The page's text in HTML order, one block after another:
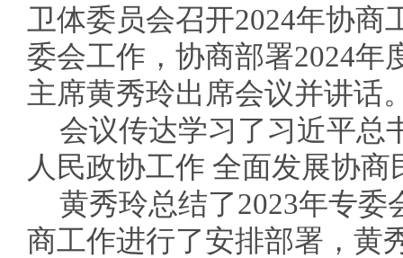
卫体委员会召开2024年协商
委会工作，协商部署2024年
主席黄秀玲出席会议并讲话
会议传达学习了习近平总
人民政协工作 全面发展协
黄秀玲总结了2023年专委
商工作进行了安排部署，黄